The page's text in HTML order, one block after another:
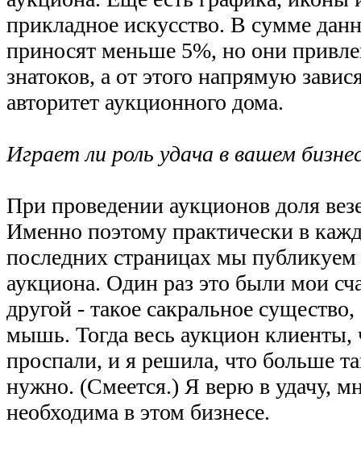
прикладное искусство. В сумме
приносят меньше 5%, но они
знатоков, а от этого напрямую
авторитет аукционного дома.
Играет ли роль удача в вашем
При проведении аукционов доля
Именно поэтому практически в
последних страницах мы
аукциона. Один раз это были мои
другой - такое сакральное
мышь. Тогда весь аукцион клиенты,
проспали, и я решила, что больше
нужно. (Смеется.) Я верю в удачу,
необходима в этом бизнесе.